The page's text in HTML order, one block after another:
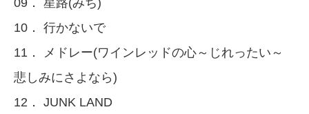
09． 星路(みち)
10． 行かないで
11． メドレー(ワインレッドの心～じれったい～
悲しみにさよなら)
12． JUNK LAND